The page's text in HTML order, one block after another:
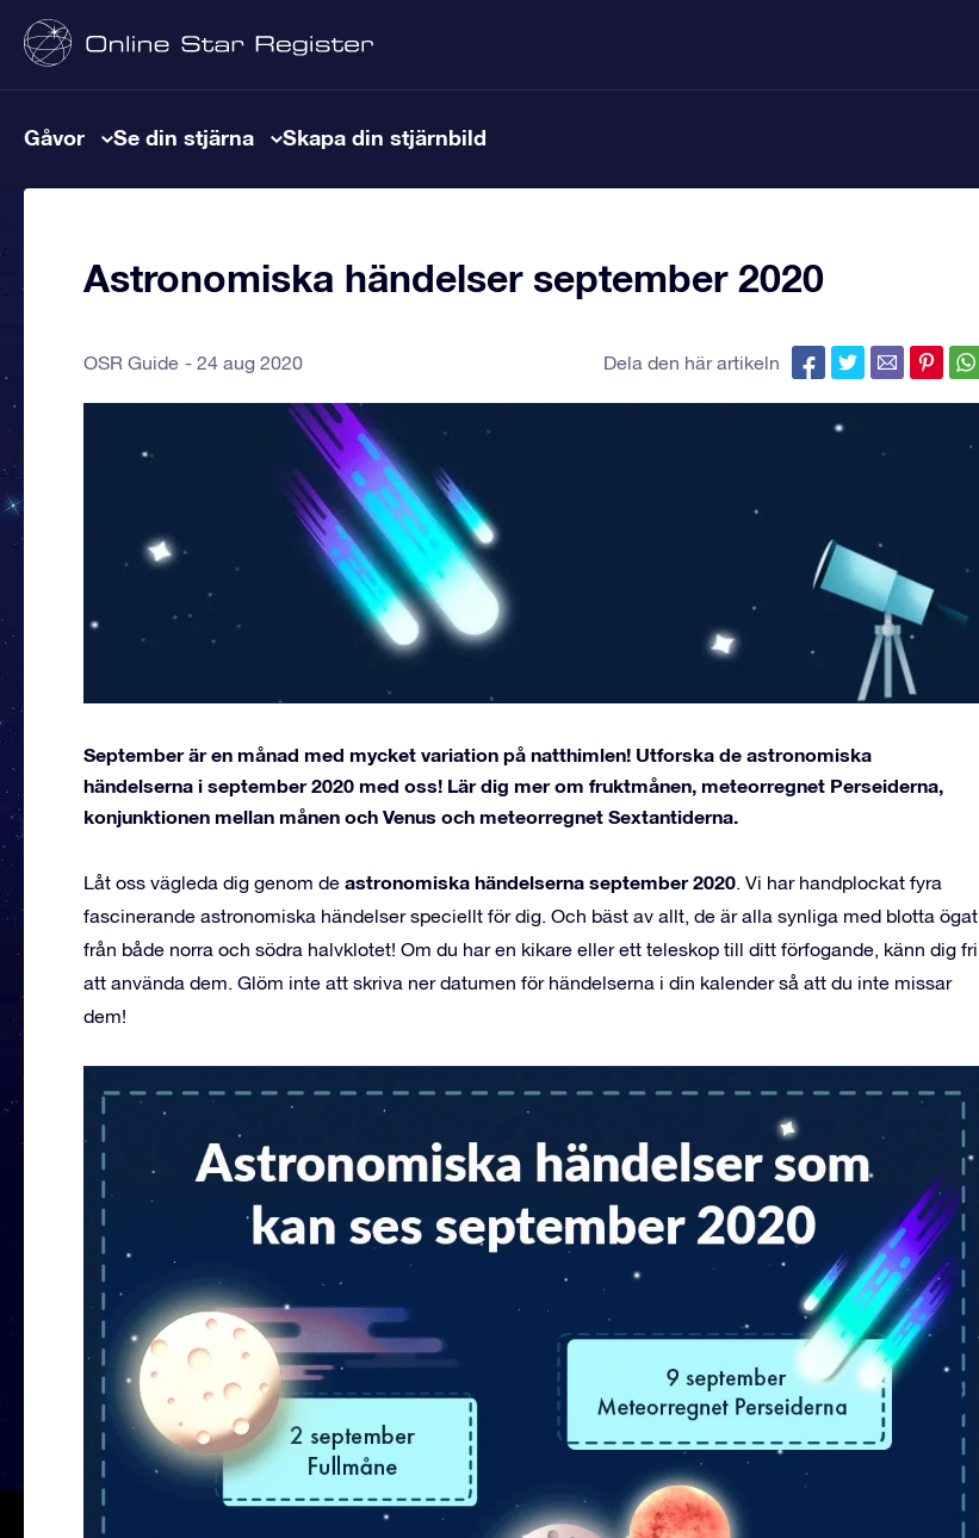
Gåvor Se din stjärna Skapa din stjärnbild
Astronomiska händelser september 2020
OSR Guide 24 aug 2020 Dela den här artikeln
September är en månad med mycket variation på natthimlen! Utforska de astronomiska
händelserna i september 2020 med oss! Lär dig mer om fruktmånen, meteorregnet Perseiderna,
konjunktionen mellan månen och Venus och meteorregnet Sextantiderna.
Låt oss vägleda dig genom de astronomiska händelserna september 2020. Vi har handplockat fyra
fascinerande astronomiska händelser speciellt för dig. Och bäst av allt, de är alla synliga med blotta ögat
från både norra och södra halvklotet! Om du har en kikare eller ett teleskop till ditt förfogande, känn dig fri
att använda dem. Glöm inte att skriva ner datumen för händelserna i din kalender så att du inte missar
dem!